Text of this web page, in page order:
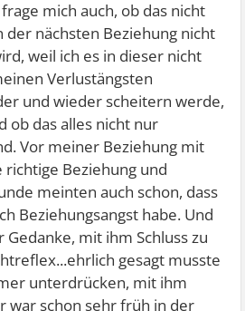
mich auch, ob das nicht
nächsten Beziehung nicht
weil ich es in dieser nicht
Verlustängsten
und wieder scheitern werde,
ob das alles nicht nur
Vor meiner Beziehung mit
Beziehung und
meinten auch schon, dass
Beziehungsangst habe. Und
mit ihm Schluss zu
gesagt musste
unterdrücken, mit ihm
war schon sehr früh in der